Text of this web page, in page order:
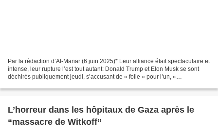
Par la rédaction d’Al-Manar (6 juin 2025)* Leur alliance était spectaculaire et
intense, leur rupture l’est tout autant: Donald Trump et Elon Musk se sont
déchirés publiquement jeudi, s’accusant de « folie » pour l’un, «
L’horreur dans les hôpitaux de Gaza après le
“massacre de Witkoff”